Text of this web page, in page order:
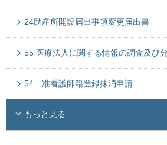
24助産所開設届出事項変更届出書
55 医療法人に関する情報の調査及び
54 准看護師籍登録抹消申請
もっと見る